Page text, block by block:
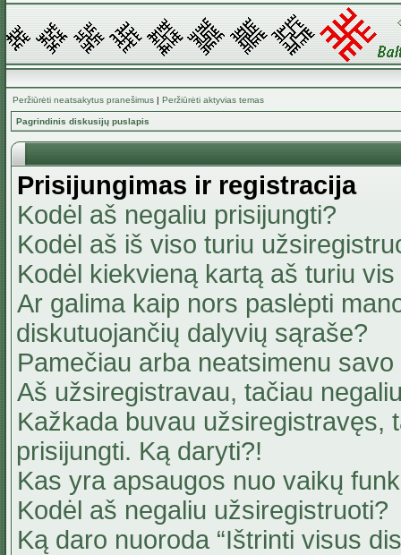
Peržiūrėti neatsakytus pranešimus | Peržiūrėti aktyvias temas
Pagrindinis diskusijų puslapis
Prisijungimas ir registracija
Kodėl aš negaliu prisijungti?
Kodėl aš iš viso turiu
Kodėl kiekvieną kartą aš turiu
Ar galima kaip nors paslėpti
diskutuojančių dalyvių sąraše?
Pamečiau arba neatsimenu
Aš užsiregistravau, tačiau
Kažkada buvau užsiregistravęs,
prisijungti. Ką daryti?!
Kas yra apsaugos nuo vaikų
Kodėl aš negaliu užsiregistruoti?
Ką daro nuoroda “Ištrinti visus